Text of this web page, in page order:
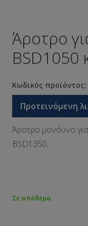
Άροτρο
BSD1050
Κωδικός προϊόντος:
Προτεινόμενη
Άροτρο μονόυνο
BSD1350.
Σε απόθεμα